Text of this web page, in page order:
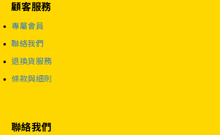
顧客服務
專屬會員
聯絡我們
退換貨服務
條款與細則
聯絡我們